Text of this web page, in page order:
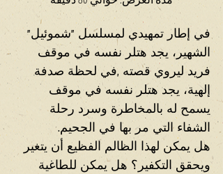
في إطار تمهيدي لمسلسل "شموئيل"
الشهير، يجد هتلر نفسه في موقف
فريد ليروي قصته ,في لحظة صدفة
إلهية، يجد هتلر نفسه في موقف
يسمح له بالمخاطرة وسرد رحلة
الشفاء التي مر بها في الجحيم.
هل يمكن لهذا الظالم الفظيع أن يتغير
ويحقق التكفير؟ هل يمكن للطاغية